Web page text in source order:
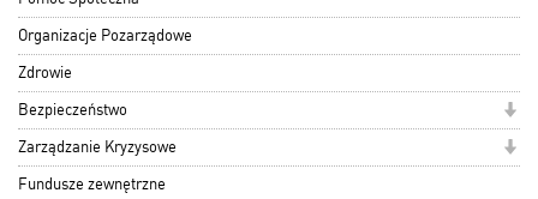
Organizacje Pozarządowe
Zdrowie
Bezpieczeństwo
Zarządzanie Kryzysowe
Fundusze zewnętrzne